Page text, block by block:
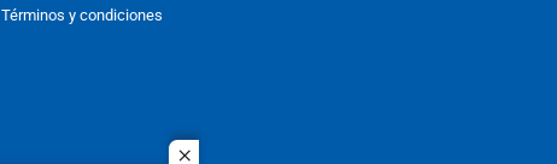
Términos y condiciones